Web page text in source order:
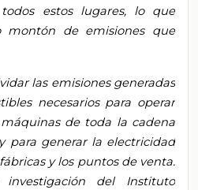
estos lugares, lo que
montón de emisiones que
las emisiones generadas
necesarios para operar
de toda la cadena
para generar la electricidad
y los puntos de venta.
del Instituto